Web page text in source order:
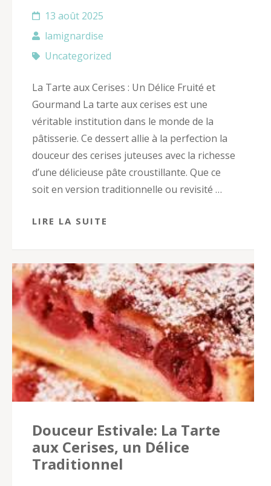
13 août 2025
lamignardise
Uncategorized
La Tarte aux Cerises : Un Délice Fruité et
Gourmand La tarte aux cerises est une
véritable institution dans le monde de la
pâtisserie. Ce dessert allie à la perfection la
douceur des cerises juteuses avec la richesse
d’une délicieuse pâte croustillante. Que ce
soit en version traditionnelle ou revisité …
LIRE LA SUITE
Douceur Estivale: La Tarte
aux Cerises, un Délice
Traditionnel